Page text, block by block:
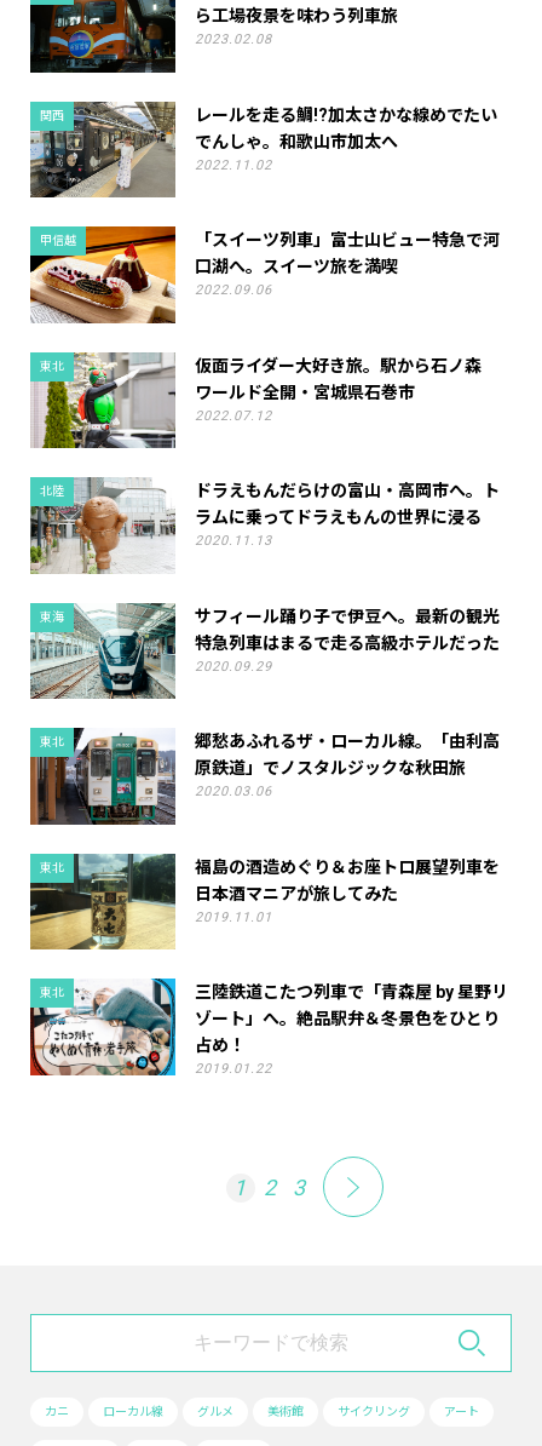
ら工場夜景を味わう列車旅
2023.02.08
関西
レールを走る鯛!?加太さかな線めでたい
でんしゃ。和歌山市加太へ
2022.11.02
甲信越
「スイーツ列車」富士山ビュー特急で河
口湖へ。スイーツ旅を満喫
2022.09.06
東北
仮面ライダー大好き旅。駅から石ノ森
ワールド全開・宮城県石巻市
2022.07.12
北陸
ドラえもんだらけの富山・高岡市へ。ト
ラムに乗ってドラえもんの世界に浸る
2020.11.13
東海
サフィール踊り子で伊豆へ。最新の観光
特急列車はまるで走る高級ホテルだった
2020.09.29
東北
郷愁あふれるザ・ローカル線。「由利高
原鉄道」でノスタルジックな秋田旅
2020.03.06
東北
福島の酒造めぐり＆お座トロ展望列車を
日本酒マニアが旅してみた
2019.11.01
東北
三陸鉄道こたつ列車で「青森屋 by 星野リ
ゾート」へ。絶品駅弁＆冬景色をひとり
占め！
2019.01.22
1 2 3
カニ ローカル線 グルメ 美術館 サイクリング アート